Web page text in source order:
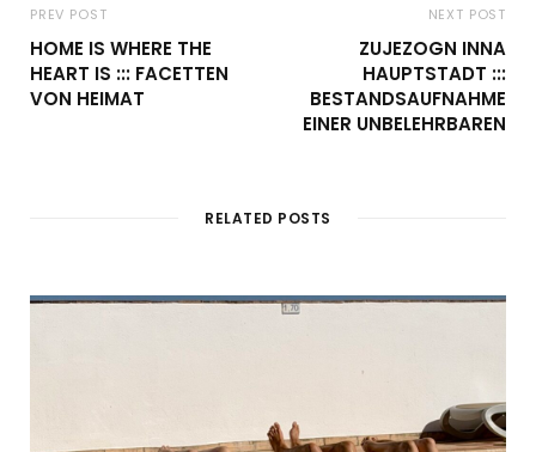
PREV POST
HOME IS WHERE THE
HEART IS ::: FACETTEN
VON HEIMAT
NEXT POST
ZUJEZOGN INNA
HAUPTSTADT :::
BESTANDSAUFNAHME
EINER UNBELEHRBAREN
RELATED POSTS